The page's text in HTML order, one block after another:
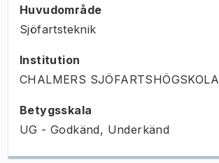
Huvudområde
Sjöfartsteknik
Institution
CHALMERS SJÖFARTSHÖGSKOLA
Betygsskala
UG - Godkänd, Underkänd